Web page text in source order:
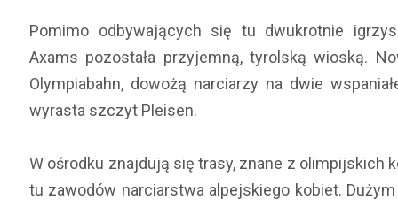
Pomimo odbywających się tu dwukrotnie
Axams pozostała przyjemną, tyrolską wioską.
Olympiabahn, dowożą narciarzy na dwie
wyrasta szczyt Pleisen.
W ośrodku znajdują się trasy, znane z olimpijskich
tu zawodów narciarstwa alpejskiego kobiet.